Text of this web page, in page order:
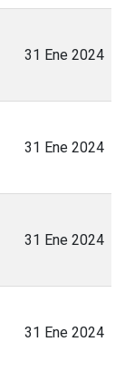
31 Ene 2024
31 Ene 2024
31 Ene 2024
31 Ene 2024